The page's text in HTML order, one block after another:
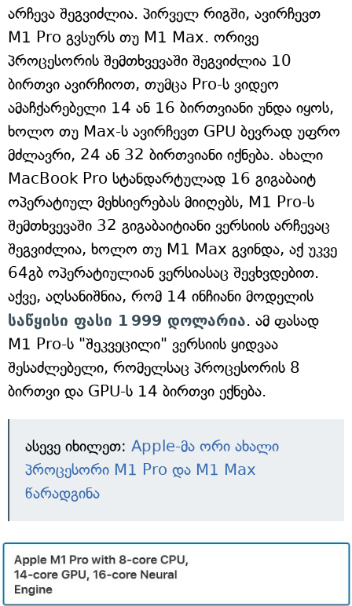
არჩევა შეგვიძლია. პირველ რიგში, ავირჩევთ
M1 Pro გვსურს თუ M1 Max. ორივე
პროცესორის შემთხვევაში შეგვიძლია 10
ბირთვი ავირჩიოთ, თუმცა Pro-ს ვიდეო
ამაჩქარებელი 14 ან 16 ბირთვიანი უნდა იყოს,
ხოლო თუ Max-ს ავირჩევთ GPU ბევრად უფრო
მძლავრი, 24 ან 32 ბირთვიანი იქნება. ახალი
MacBook Pro სტანდარტულად 16 გიგაბაიტ
ოპერატიულ მეხსიერებას მიიღებს, M1 Pro-ს
შემთხვევაში 32 გიგაბაიტიანი ვერსიის არჩევაც
შეგვიძლია, ხოლო თუ M1 Max გვინდა, აქ უკვე
64გბ ოპერატიულიან ვერსიასაც შევხვდებით.
აქვე, აღსანიშნია, რომ 14 ინჩიანი მოდელის
საწყისი ფასი 1 999 დოლარია. ამ ფასად
M1 Pro-ს "შეკვეცილი" ვერსიის ყიდვაა
შესაძლებელი, რომელსაც პროცესორის 8
ბირთვი და GPU-ს 14 ბირთვი ექნება.
ასევე იხილეთ: Apple-მა ორი ახალი
პროცესორი M1 Pro და M1 Max
წარადგინა